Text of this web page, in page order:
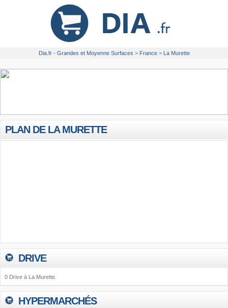
Dia.fr - Grandes et Moyenne Surfaces > France > La Murette
PLAN DE LA MURETTE
DRIVE
0 Drive à La Murette.
HYPERMARCHÉS